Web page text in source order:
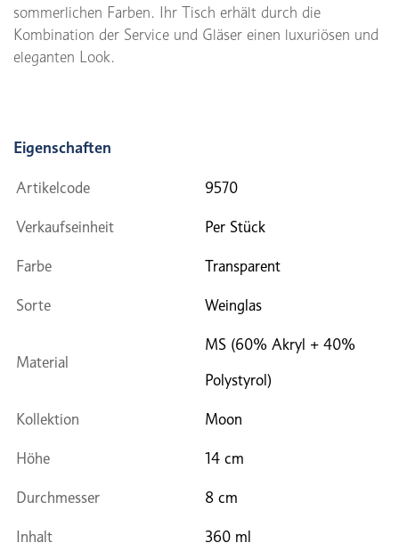
sommerlichen Farben. Ihr Tisch erhält durch die
Kombination der Service und Gläser einen luxuriösen und
eleganten Look.
Eigenschaften
Artikelcode 9570
Verkaufseinheit Per Stück
Farbe Transparent
Sorte Weinglas
Material
MS (60% Akryl + 40%
Polystyrol)
Kollektion Moon
Höhe 14 cm
Durchmesser 8 cm
Inhalt 360 ml